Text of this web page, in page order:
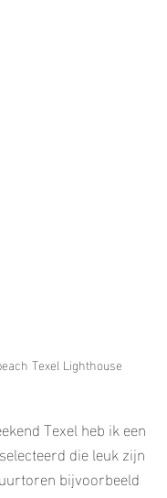
Texel Lighthouse
Texel heb ik een
die leuk zijn
bijvoorbeeld